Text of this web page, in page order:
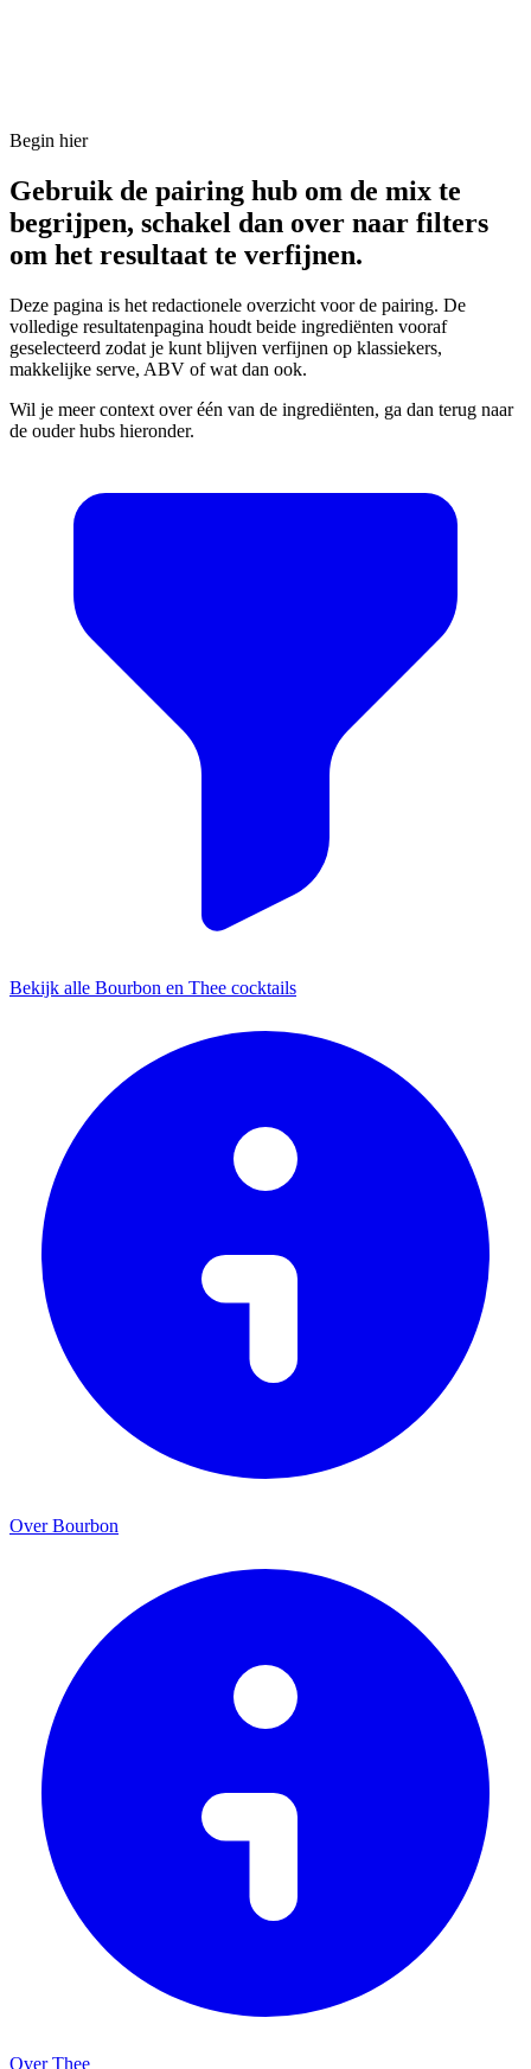
Begin hier
Gebruik de pairing hub om de mix te
begrijpen, schakel dan over naar filters
om het resultaat te verfijnen.
Deze pagina is het redactionele overzicht voor de pairing. De
volledige resultatenpagina houdt beide ingrediënten vooraf
geselecteerd zodat je kunt blijven verfijnen op klassiekers,
makkelijke serve, ABV of wat dan ook.
Wil je meer context over één van de ingrediënten, ga dan terug naar
de ouder hubs hieronder.
Bekijk alle Bourbon en Thee cocktails
Over Bourbon
Over Thee